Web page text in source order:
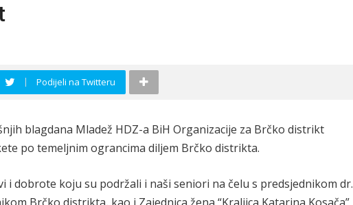
Podijeli na Twitteru
blagdana Mladež HDZ-a BiH Organizacije za Brčko distrikt
po temeljnim ograncima diljem Brčko distrikta.
i dobrote koju su podržali i naši seniori na čelu s predsjednikom dr.